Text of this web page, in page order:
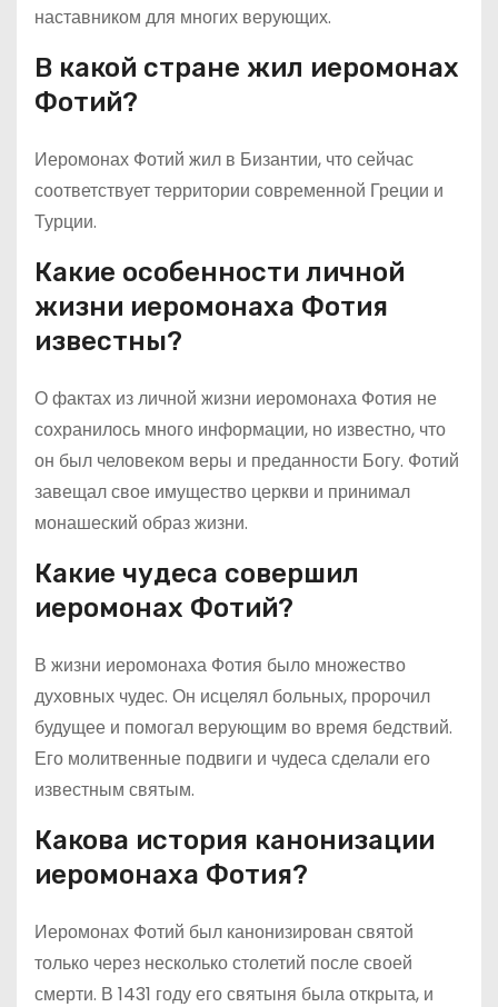
наставником для многих верующих.
В какой стране жил иеромонах
Фотий?
Иеромонах Фотий жил в Бизантии, что сейчас
соответствует территории современной Греции и
Турции.
Какие особенности личной
жизни иеромонаха Фотия
известны?
О фактах из личной жизни иеромонаха Фотия не
сохранилось много информации, но известно, что
он был человеком веры и преданности Богу. Фотий
завещал свое имущество церкви и принимал
монашеский образ жизни.
Какие чудеса совершил
иеромонах Фотий?
В жизни иеромонаха Фотия было множество
духовных чудес. Он исцелял больных, пророчил
будущее и помогал верующим во время бедствий.
Его молитвенные подвиги и чудеса сделали его
известным святым.
Какова история канонизации
иеромонаха Фотия?
Иеромонах Фотий был канонизирован святой
только через несколько столетий после своей
смерти. В 1431 году его святыня была открыта, и